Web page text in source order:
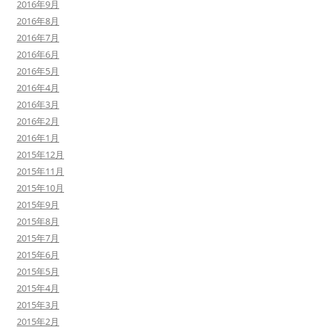
2016年9月
2016年8月
2016年7月
2016年6月
2016年5月
2016年4月
2016年3月
2016年2月
2016年1月
2015年12月
2015年11月
2015年10月
2015年9月
2015年8月
2015年7月
2015年6月
2015年5月
2015年4月
2015年3月
2015年2月